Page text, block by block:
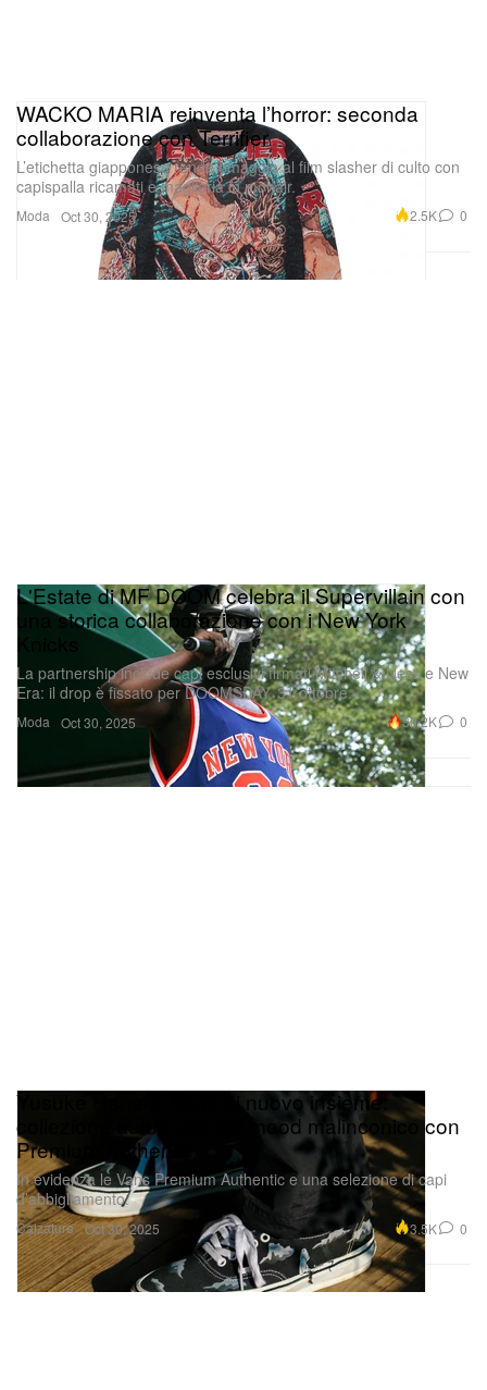
Moda
WACKO MARIA reinventa l’horror: seconda
collaborazione con Terrifier
L’etichetta giapponese rende omaggio al film slasher di culto con
capispalla ricamati e maglieria in mohair.
Oct 30, 2025 2.5K 0
Moda
L'Estate di MF DOOM celebra il Supervillain con
una storica collaborazione con i New York
La partnership include capi esclusivi firmati Mitchell & Ness e New
Era: il drop è fissato per DOOMSDAY, 31 ottobre.
Oct 30, 2025 30.2K 0
Calzature
Yusuke Hanai e Vans di nuovo insieme:
collezione autunnale dal mood malinconico con
Premium Authentic
In evidenza le Vans Premium Authentic e una selezione di capi
d’abbigliamento.
Oct 30, 2025 3.5K 0